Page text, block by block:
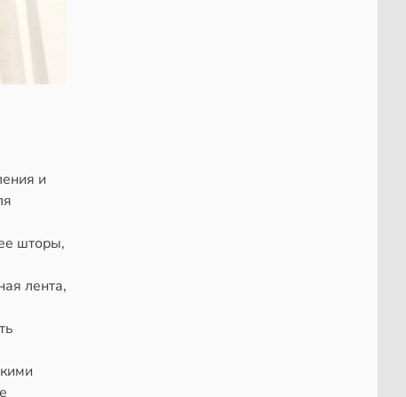
и
шторы,
лента,